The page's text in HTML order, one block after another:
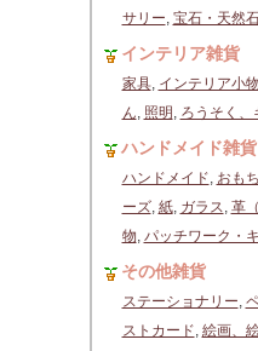
サリー, 宝石・天然
インテリア雑貨
家具, インテリア小物
ん, 照明 , ろうそく、
ハンドメイド雑貨
ハンドメイド, おも
ーズ, 紙, ガラス, 革
物, パッチワーク・
その他雑貨
ステーショナリー,
ストカード, 絵画、